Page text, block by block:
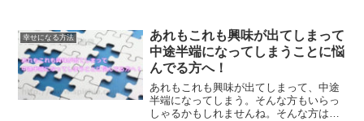
て、解説していきます。
幸せになる方法
あれもこれも興味が出てしまって
中途半端になってしまうことに悩
んでる方へ！
あれもこれも興味が出てしまって、中途
半端になってしまう。そんな方もいらっ
しゃるかもしれませんね。そんな方は、